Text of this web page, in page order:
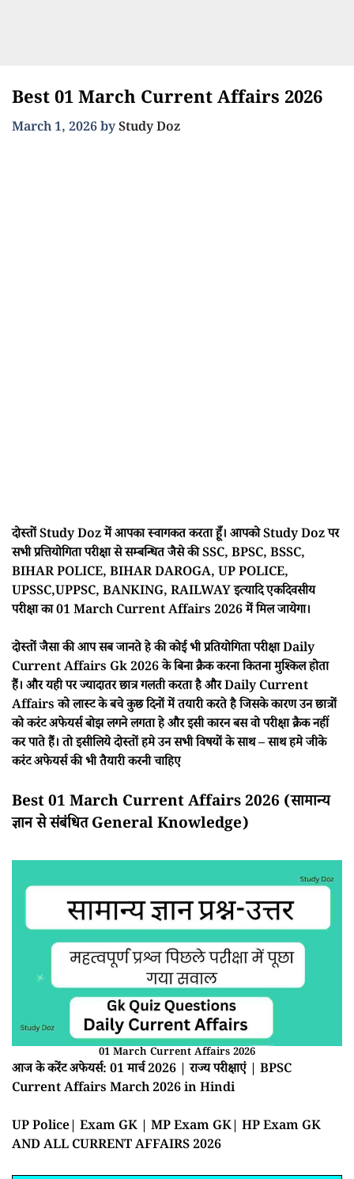
Best 01 March Current Affairs 2026
March 1, 2026byStudy Doz
दोस्तों Study Doz में आपका स्वागकत करता हूँ। आपको Study Doz पर
सभी प्रत्तियोगिता परीक्षा से सम्बन्धित जैसे की SSC, BPSC, BSSC,
BIHAR POLICE, BIHAR DAROGA, UP POLICE,
UPSSC,UPPSC, BANKING, RAILWAY इत्यादि एकदिवसीय
परीक्षा का 01 March Current Affairs 2026 में मिल जायेगा।
दोस्तों जैसा की आप सब जानते हे की कोई भी प्रतियोगिता परीक्षा Daily
Current Affairs Gk 2026 के बिना क्रैक करना कितना मुश्किल होता
हैं। और यही पर ज्यादातर छात्र गलती करता है और Daily Current
Affairs को लास्ट के बचे कुछ दिनों में तयारी करते है जिसके कारण उन छात्रों
को करंट अफेयर्स बोझ लगने लगता हे और इसी कारन बस वो परीक्षा क्रैक नहीं
कर पाते हैं। तो इसीलिये दोस्तों हमे उन सभी विषयों के साथ – साथ हमे जीके
करंट अफेयर्स की भी तैयारी करनी चाहिए
Best 01 March Current Affairs 2026 (सामान्य
ज्ञान से संबंधित General Knowledge)
01 March Current Affairs 2026
आज के करेंट अफेयर्स: 01 मार्च 2026 | राज्य परीक्षाएं | BPSC
Current Affairs March 2026 in Hindi
UP Police| Exam GK | MP Exam GK| HP Exam GK
AND ALL CURRENT AFFAIRS 2026